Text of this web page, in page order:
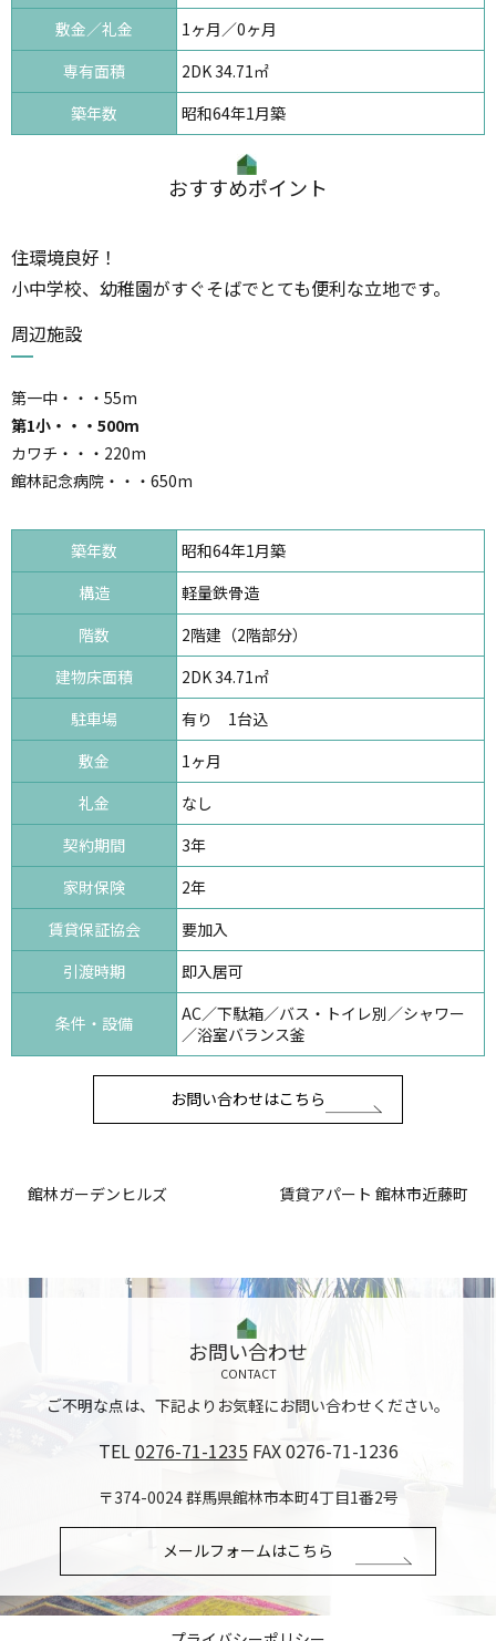
敷金／礼金
1ヶ月／0ヶ月
専有面積
2DK 34.71㎡
築年数
昭和64年1月築
おすすめポイント
住環境良好！
小中学校、幼稚園がすぐそばでとても便利な立地です。
周辺施設
第一中・・・55m
第1小・・・500m
カワチ・・・220m
館林記念病院・・・650m
築年数
昭和64年1月築
構造
軽量鉄骨造
階数
2階建（2階部分）
建物床面積
2DK 34.71㎡
駐車場
有り 1台込
敷金
1ヶ月
礼金
なし
契約期間
3年
家財保険
2年
賃貸保証協会
要加入
引渡時期
即入居可
条件・設備
AC／下駄箱／バス・トイレ別／シャワー
／浴室バランス釜
お問い合わせはこちら
館林ガーデンヒルズ 賃貸アパート 館林市近藤町
お問い合わせ
CONTACT
ご不明な点は、下記よりお気軽にお問い合わせください。
TEL 0276-71-1235 FAX 0276-71-1236
〒374-0024 群馬県館林市本町4丁目1番2号
メールフォームはこちら